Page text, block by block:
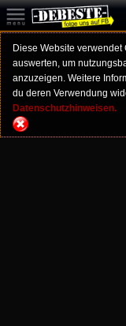
Diese Website
auswerten, um
anzuzeigen. Weitere
du deren Verwendung
Datenschutzhinweisen.